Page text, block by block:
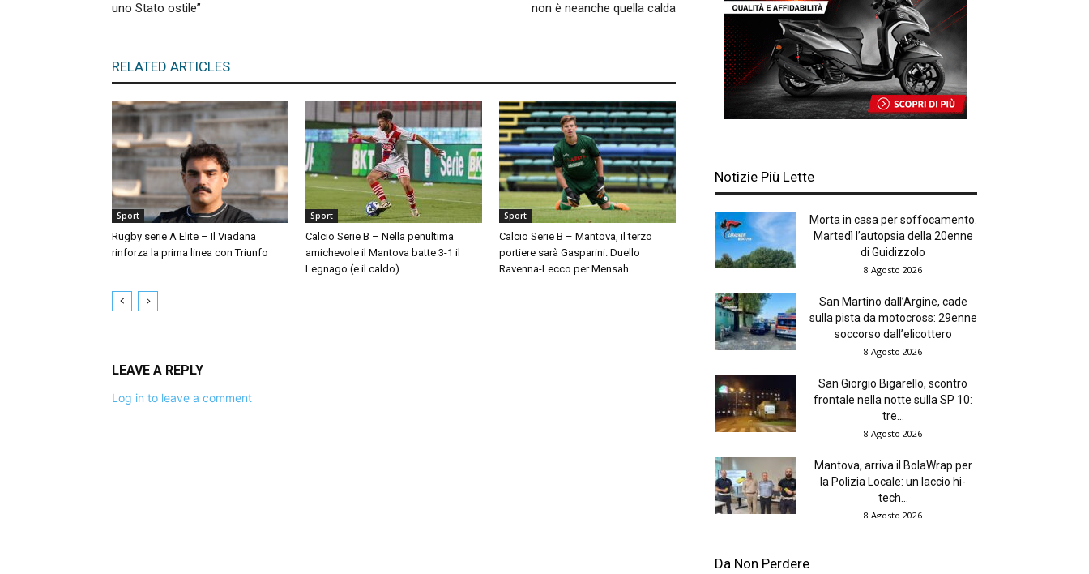
uno Stato ostile”
non è neanche quella calda
RELATED ARTICLES
Sport
Rugby serie A Elite – Il Viadana
rinforza la prima linea con Triunfo
Sport
Calcio Serie B – Nella penultima
amichevole il Mantova batte 3-1 il
Legnago (e il caldo)
Sport
Calcio Serie B – Mantova, il terzo
portiere sarà Gasparini. Duello
Ravenna-Lecco per Mensah
LEAVE A REPLY
Log in to leave a comment
Notizie Più Lette
Morta in casa per soffocamento.
Martedì l’autopsia della 20enne
di Guidizzolo
8 Agosto 2026
San Martino dall’Argine, cade
sulla pista da motocross: 29enne
soccorso dall’elicottero
8 Agosto 2026
San Giorgio Bigarello, scontro
frontale nella notte sulla SP 10:
tre...
8 Agosto 2026
Mantova, arriva il BolaWrap per
la Polizia Locale: un laccio hi-
tech...
8 Agosto 2026
Da Non Perdere